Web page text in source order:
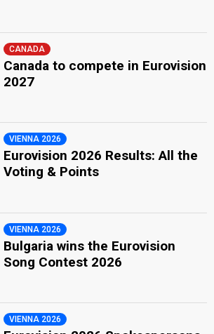
CANADA
Canada to compete in Eurovision
2027
VIENNA 2026
Eurovision 2026 Results: All the
Voting & Points
VIENNA 2026
Bulgaria wins the Eurovision
Song Contest 2026
VIENNA 2026